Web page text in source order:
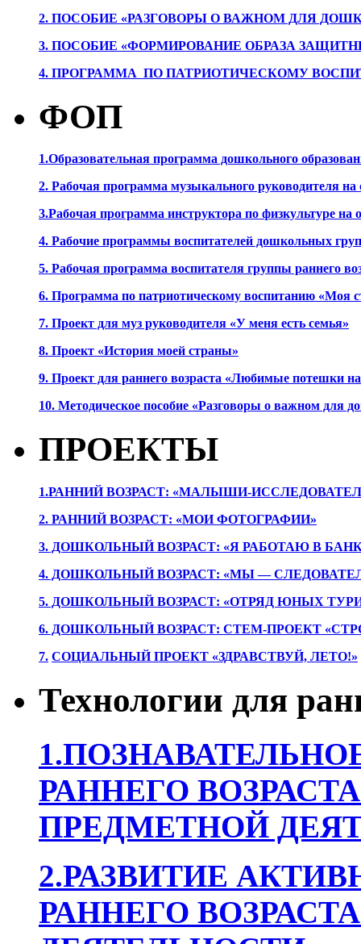
2. ПОСОБИЕ «РАЗГОВОРЫ О ВАЖНОМ ДЛЯ
3. ПОСОБИЕ «ФОРМИРОВАНИЕ ОБРАЗА
4. ПРОГРАММА ПО ПАТРИОТИЧЕСКОМУ
ФОП
1.Образовательная программа дошкольного
2. Рабочая программа музыкального руководителя
3.Рабочая программа инструктора по физкультуре
4. Рабочие программы воспитателей дошкольных
5. Рабочая программа воспитателя группы раннего
6. Программа по патриотическому воспитанию «Моя
7. Проект для муз руководителя «У меня есть семья»
8. Проект «История моей страны»
9. Проект для раннего возраста «Любимые потешки
10. Методическое пособие «Разговоры о важном для
ПРОЕКТЫ
1.РАННИЙ ВОЗРАСТ: «МАЛЫШИ-
2. РАННИЙ ВОЗРАСТ: «МОИ ФОТОГРАФИИ»
3. ДОШКОЛЬНЫЙ ВОЗРАСТ: «Я РАБОТАЮ В
4. ДОШКОЛЬНЫЙ ВОЗРАСТ: «МЫ —
5. ДОШКОЛЬНЫЙ ВОЗРАСТ: «ОТРЯД ЮНЫХ
6. ДОШКОЛЬНЫЙ ВОЗРАСТ: СТЕМ-ПРОЕКТ
7. СОЦИАЛЬНЫЙ ПРОЕКТ «ЗДРАВСТВУЙ, ЛЕТО!»
Технологии для
РАННЕГО
ПРЕДМЕТНОЙ
2.РАЗВИТИЕ
РАННЕГО